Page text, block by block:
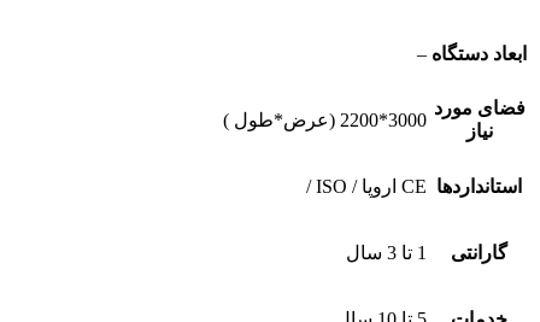
ابعاد دستگاه –
فضای مورد
نیاز
3000*2200 (عرض*طول )
استانداردها CE اروپا / ISO /
گارانتی 1 تا 3 سال